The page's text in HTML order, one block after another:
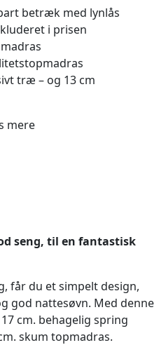
betræk med lynlås
i prisen
træ – og 13 cm
mere
seng, til en fantastisk
får du et simpelt design,
god nattesøvn. Med denne
cm. behagelig spring
skum topmadras.